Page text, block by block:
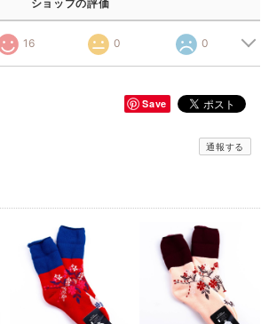
ショップの評価
16 0 0
Save
通報する